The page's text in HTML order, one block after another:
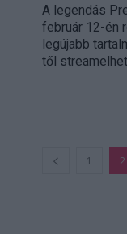
A legendás
február 12-én
legújabb
től
1 2